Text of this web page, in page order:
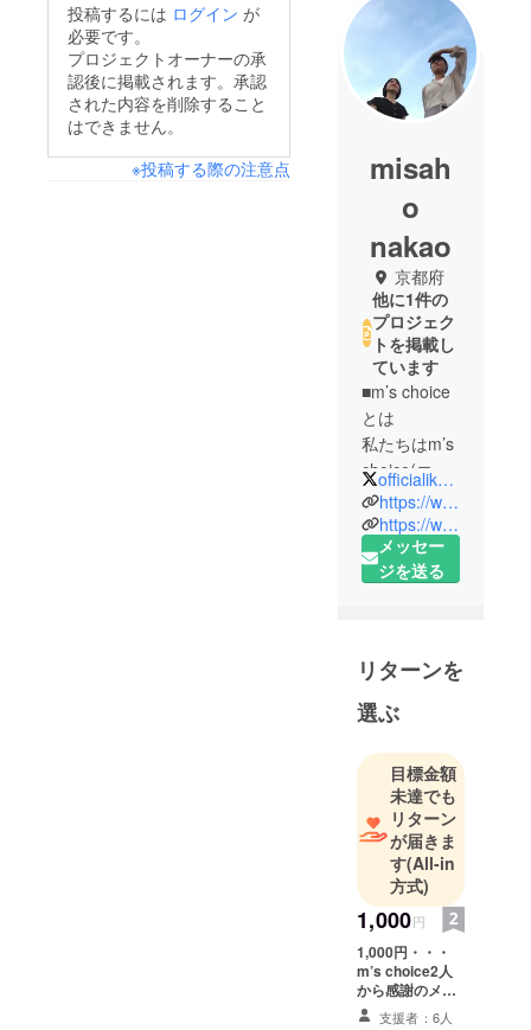
投稿するには ログイン が
必要です。
プロジェクトオーナーの承
認後に掲載されます。承認
された内容を削除すること
はできません。
※投稿する際の注意点
misah
o
nakao
京都府
他に1件の
プロジェク
トを掲載し
ています
■m’s choice
とは
私たちはm’s
choice(エム
ズチョイス)
という名前
で、育児支
援を行うた
ランドの育
児パッケー
ジをもと
に、世界に
誇れる日本
独自の「育
児ボック
ス」を作る
準備 をして
います。
■今後の目標
私達の提供
する製品や
officialikubo
https://www.ms-choice.jp
https://www.instagram.com/mschoiceofficial
メッセー
ジを送る
リターンを
選ぶ
目標金額
未達でも
リターン
が届きま
す(All-in
方式)
1,000円
1,000円・・・
m’s choice2人
から感謝のメー
ル
支援者：6人